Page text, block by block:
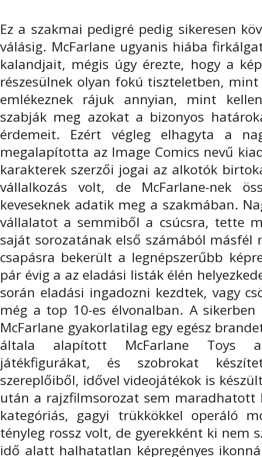
Ez a szakmai pedigré pedig sikeresen
válásig. McFarlane ugyanis hiába
kalandjait, mégis úgy érezte, hogy a
részesülnek olyan fokú tiszteletben,
emlékeznek rájuk annyian, mint
szabják meg azokat a bizonyos
érdemeit. Ezért végleg elhagyta a
megalapította az Image Comics nevű
karakterek szerzői jogai az alkotók
vállalkozás volt, de McFarlane-nek
keveseknek adatik meg a szakmában.
vállalatot a semmiből a csúcsra, tette
saját sorozatának első számából
csapásra bekerült a legnépszerűbb
pár évig a az eladási listák élén
során eladási ingadozni kezdtek, vagy
még a top 10-es élvonalban. A
McFarlane gyakorlatilag egy egész
általa alapított McFarlane Toys
játékfigurákat, és szobrokat
szereplőiből, idővel videojátékok is
után a rajzfilmsorozat sem maradhatott
kategóriás, gagyi trükkökkel operáló
tényleg rossz volt, de gyerekként ki nem
idő alatt halhatatlan képregényes